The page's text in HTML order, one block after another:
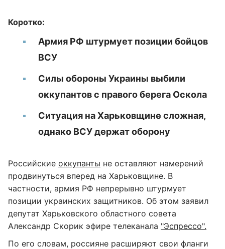
Коротко:
Армия РФ штурмует позиции бойцов
ВСУ
Силы обороны Украины выбили
оккупантов с правого берега Оскола
Ситуация на Харьковщине сложная,
однако ВСУ держат оборону
Российские оккупанты не оставляют намерений
продвинуться вперед на Харьковщине. В
частности, армия РФ непрерывно штурмует
позиции украинских защитников. Об этом заявил
депутат Харьковского областного совета
Александр Скорик эфире телеканала "Эспрессо".
По его словам, россияне расширяют свои фланги